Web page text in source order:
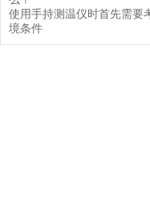
使用手持测温仪时首先需要
境条件